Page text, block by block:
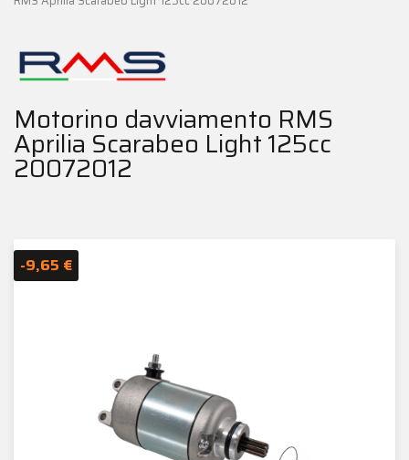
Motorino davviamento RMS
Aprilia Scarabeo Light 125cc
20072012
-9,65 €